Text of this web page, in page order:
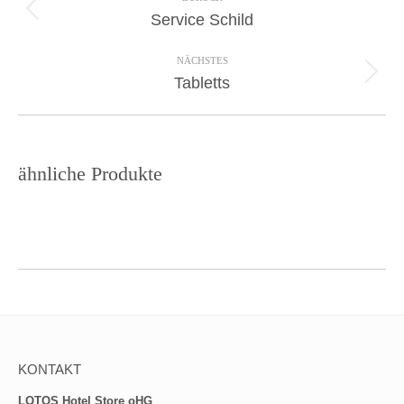
Previous
Service Schild
NÄCHSTES
Next
Tabletts
ähnliche Produkte
KONTAKT
LOTOS Hotel Store oHG